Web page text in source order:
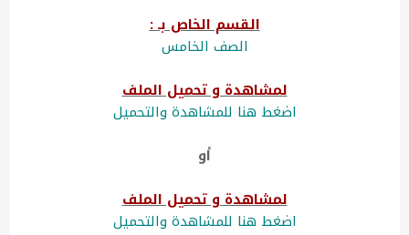
القسم الخاص بـ :
الصف الخامس
لمشاهدة و تحميل الملف
اضغط هنا للمشاهدة والتحميل
أو
لمشاهدة و تحميل الملف
اضغط هنا للمشاهدة والتحميل